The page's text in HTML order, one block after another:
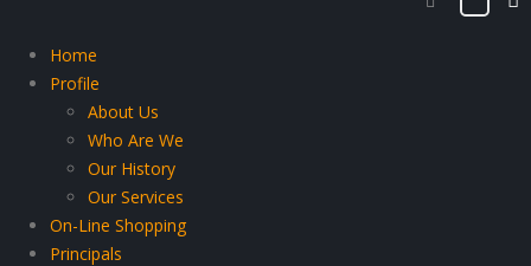
Home
Profile
About Us
Who Are We
Our History
Our Services
On-Line Shopping
Principals